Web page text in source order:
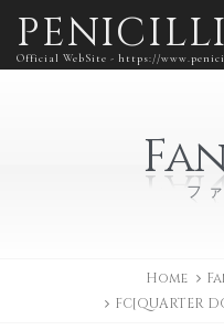
Official WebSite - https://
フ
Home
FC[QUARTER